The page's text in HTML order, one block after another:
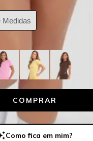
Medidas
Como fica em mim?